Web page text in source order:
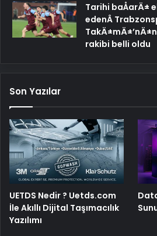
Tarihi baÅarÄ±
edenÂ
rakibi belli oldu
Son Yazılar
UETDS Nedir ? Uetds.com
İle Akıllı Dijital Taşımacılık
Yazılımı